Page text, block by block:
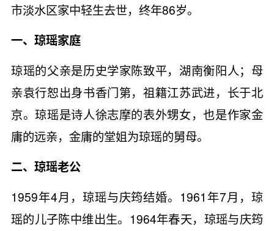
市淡水区家中轻生去世，终年86岁。
一、琼瑶家庭
琼瑶的父亲是历史学家陈致平，湖南衡阳人；母
亲袁行恕出身书香门第，祖籍江苏武进，长于北
京。琼瑶是诗人徐志摩的表外甥女，也是作家金
庸的远亲，金庸的堂姐为琼瑶的舅母。
二、琼瑶老公
1959年4月，琼瑶与庆筠结婚。1961年7月，琼
瑶的儿子陈中维出生。1964年春天，琼瑶与庆筠